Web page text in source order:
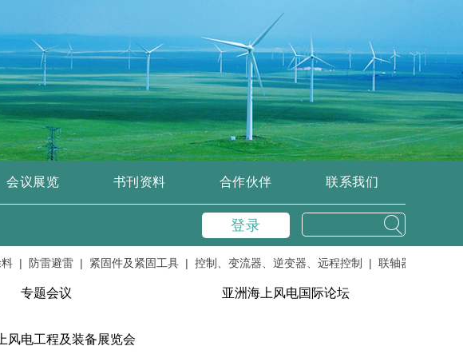
会议展览 书刊资料 合作伙伴 联系我们
登录
防雷避雷 | 紧固件及紧固工具 | 控制、变流器、逆变器、远程控制 | 联轴器 |
专题会议 亚洲海上风电国际论坛
风电工程及装备展览会